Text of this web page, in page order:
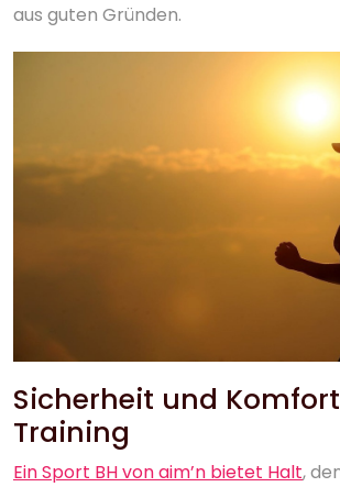
aus guten Gründen.
Sicherheit und
Training
Ein Sport BH von aim’n bietet Halt,